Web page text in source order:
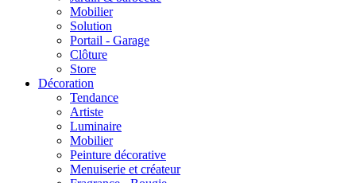
Mobilier
Solution
Portail - Garage
Clôture
Store
Décoration
Tendance
Artiste
Luminaire
Mobilier
Peinture décorative
Menuiserie et créateur